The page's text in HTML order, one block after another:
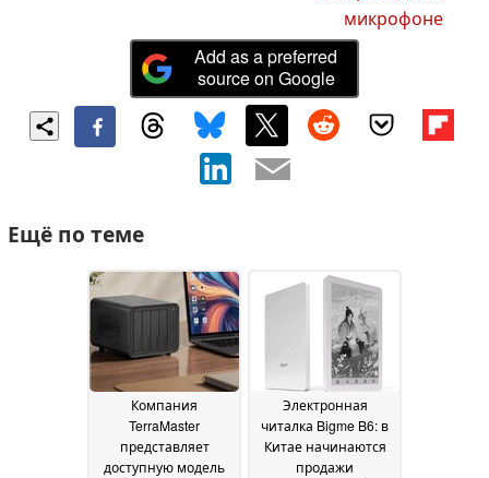
микрофоне
Add as a preferred
source on Google
Ещё по теме
Компания
TerraMaster
представляет
доступную модель
Электронная
читалка Bigme B6: в
Китае начинаются
продажи